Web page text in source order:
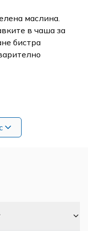
маслина.
в чаша за
бистра